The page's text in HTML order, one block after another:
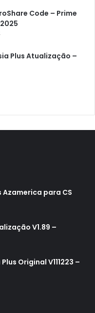
PRO
Code – Prime
Plus Atualização –
para CS
V1.89 –
Original V111223 –